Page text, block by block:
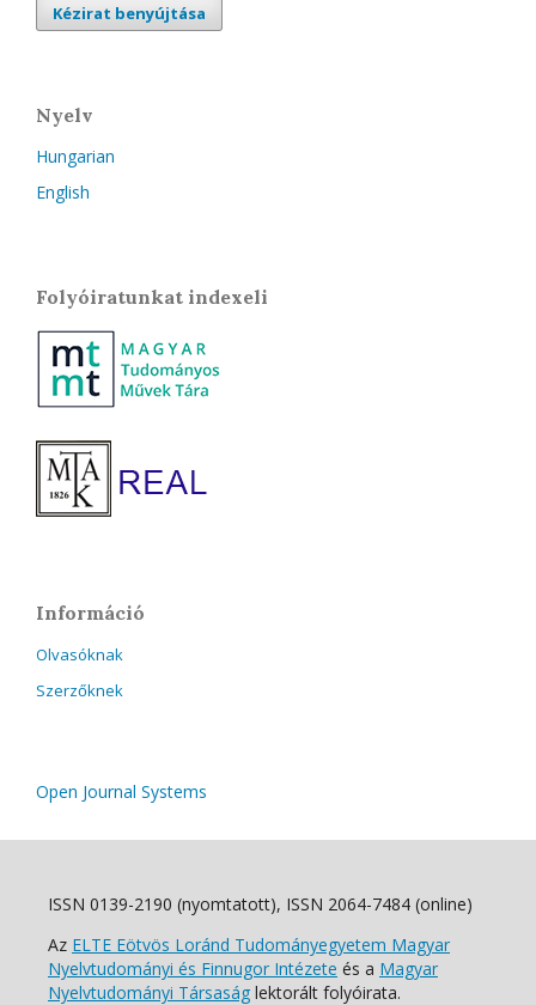
Kézirat benyújtása
Nyelv
Hungarian
English
Folyóiratunkat indexeli
Információ
Olvasóknak
Szerzőknek
Open Journal Systems
ISSN 0139-2190 (nyomtatott), ISSN 2064-7484 (online)
Az ELTE Eötvös Loránd Tudományegyetem Magyar
Nyelvtudományi és Finnugor Intézete és a Magyar
Nyelvtudományi Társaság lektorált folyóirata.